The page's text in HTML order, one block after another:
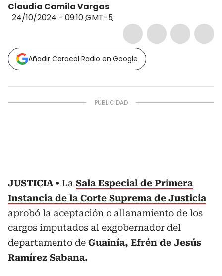
Claudia Camila Vargas
24/10/2024 - 09:10GMT-5
Añadir Caracol Radio en Google
JUSTICIA La Sala Especial de Primera
Instancia de la Corte Suprema de Justicia
aprobó la aceptación o allanamiento de los
cargos imputados al exgobernador del
departamento de Guainía, Efrén de Jesús
Ramírez Sabana.